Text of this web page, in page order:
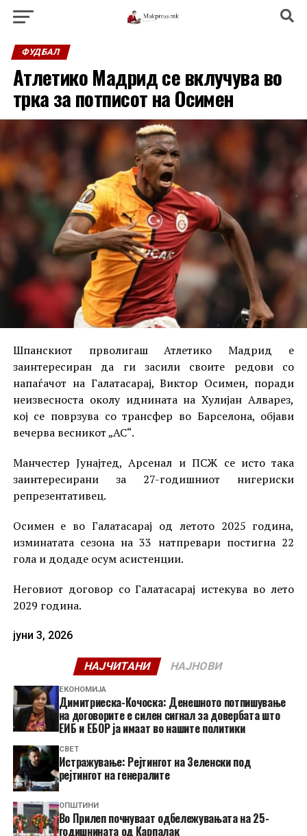
ФУДБАЛ
Атлетико Мадрид се вклучува во
трка за потписот на Осимен
Шпанскиот прволигаш Атлетико Мадрид е
заинтересиран да ги засили своите редови со
напаѓачот на Галатасарај, Виктор Осимен, поради
неизвесноста околу иднината на Хулијан Алварез,
кој се поврзува со трансфер во Барселона, објави
вечерва весникот „АС“.
Манчестер Јунајтед, Арсенал и ПСЖ се исто така
заинтересирани за 27-годишниот нигериски
репрезентативец.
Осимен е во Галатасарај од летото 2025 година,
изминатата сезона на 33 натпревари постигна 22
гола и додаде осум асистенции.
Неговиот договор со Галатасарај истекува во лето
2029 година.
јуни 3, 2026
НАЈЧИТАНИ НАЈНОВИ
ЕКОНОМИЈА
Димитриеска-Кочоска: Денешното потпишување
на договорите е силен сигнал за довербата што
ЕИБ и ЕБОР ја имаат во нашите политики
СВЕТ
Истражување: Рејтингот на Зеленски под
рејтингот на генералите
ОПШТИНИ
Во Прилеп почнуваат одбележувањата на 25-
годишнината од Карпалак